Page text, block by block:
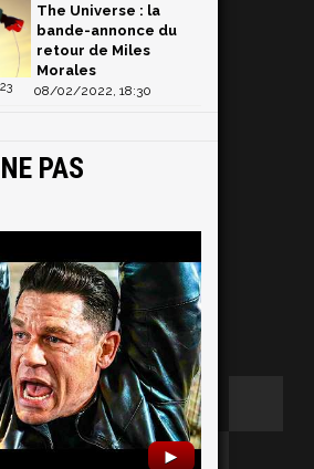
The Universe : la
bande-annonce du
retour de Miles
Morales
08/02/2022, 18:30
PAS
►